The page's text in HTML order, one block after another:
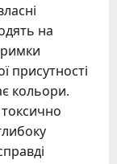
на
присутності
кольори.